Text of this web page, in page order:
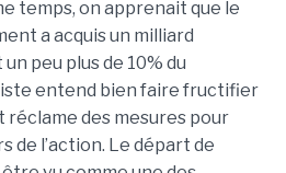
temps, on apprenait que le
a acquis un milliard
peu plus de 10% du
entend bien faire fructifier
des mesures pour
de l’action. Le départ de